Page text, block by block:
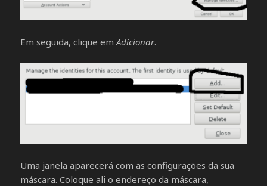
Em seguida, clique emAdicionar.
Uma janela aparecerá com as configurações da sua
máscara. Coloque ali o endereço da máscara,